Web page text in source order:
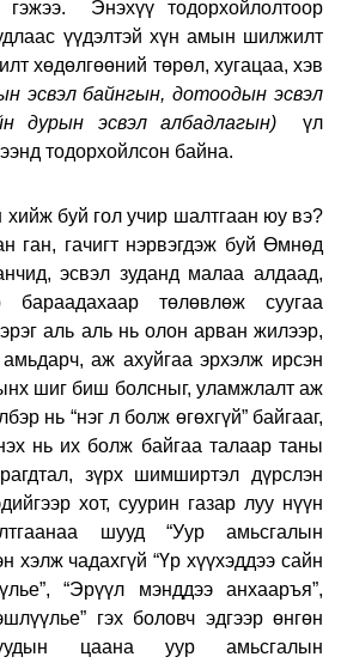
Энэхүү тодорхойлолтоор
үүдэлтэй хүн амын шилжилт
хөдөлгөөний төрөл, хугацаа, хэв
эсвэл байнгын, дотоодын эсвэл
дурын эсвэл албадлагын)үл
тодорхойлсон байна.
буй гол учир шалтгаан юу вэ?
ган, гачигт нэрвэгдэж буй Өмнөд
эсвэл зуданд малаа алдаад,
бараадахаар төлөвлөж суугаа
аль аль нь олон арван жилээр,
аж ахуйгаа эрхэлж ирсэн
шиг биш болсныг, уламжлалт аж
нь “нэг л болж өгөхгүй” байгааг,
нь их болж байгаа талаар таны
зүрх шимширтэл дүрслэн
хот, суурин газар луу нүүн
шууд “Уур амьсгалын
хэлж чадахгүй “Үр хүүхэддээ сайн
“Эрүүл мэнддээ анхааръя”,
гэх боловч эдгээр өнгөн
цаана уур амьсгалын